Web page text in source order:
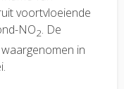
voortvloeiende
NO2. De
in